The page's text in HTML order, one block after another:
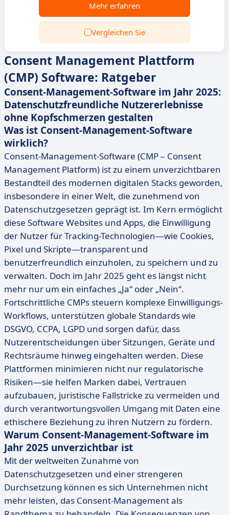
Mehr erfahren
Vergleichen Sie
Consent Management Plattform
(CMP) Software: Ratgeber
Consent-Management-Software im Jahr 2025:
Datenschutzfreundliche Nutzererlebnisse
ohne Kopfschmerzen gestalten
Was ist Consent-Management-Software
wirklich?
Consent-Management-Software (CMP – Consent
Management Platform) ist zu einem unverzichtbaren
Bestandteil des modernen digitalen Stacks geworden,
insbesondere in einer Welt, die zunehmend von
Datenschutzgesetzen geprägt ist. Im Kern ermöglicht
diese Software Websites und Apps, die Einwilligung
der Nutzer für Tracking-Technologien—wie Cookies,
Pixel und Skripte—transparent und
benutzerfreundlich einzuholen, zu speichern und zu
verwalten. Doch im Jahr 2025 geht es längst nicht
mehr nur um ein einfaches „Ja“ oder „Nein“.
Fortschrittliche CMPs steuern komplexe Einwilligungs-
Workflows, unterstützen globale Standards wie
DSGVO, CCPA, LGPD und sorgen dafür, dass
Nutzerentscheidungen über Sitzungen, Geräte und
Rechtsräume hinweg eingehalten werden. Diese
Plattformen minimieren nicht nur regulatorische
Risiken—sie helfen Marken dabei, Vertrauen
aufzubauen, juristische Fallstricke zu vermeiden und
durch verantwortungsvollen Umgang mit Daten eine
ethischere Beziehung zu ihren Nutzern zu fördern.
Warum Consent-Management-Software im
Jahr 2025 unverzichtbar ist
Mit der weltweiten Zunahme von
Datenschutzgesetzen und einer strengeren
Durchsetzung können es sich Unternehmen nicht
mehr leisten, das Consent-Management als